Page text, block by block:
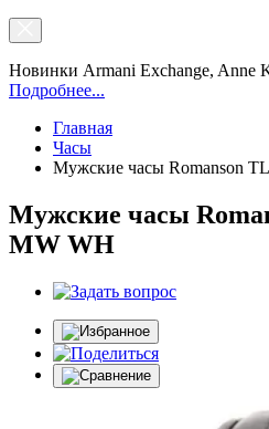
Новинки Armani Exchange, Anne
Подробнее...
Главная
Часы
Мужские часы Romanson
Мужские часы
MW WH